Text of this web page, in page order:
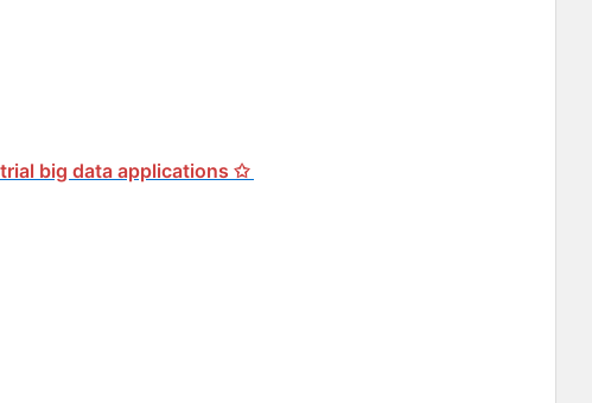
big data applications ✩